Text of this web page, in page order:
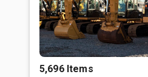
5,696 Items